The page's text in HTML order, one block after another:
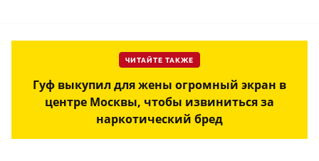
ЧИТАЙТЕ ТАКЖЕ
Гуф выкупил для жены огромный экран в
центре Москвы, чтобы извиниться за
наркотический бред